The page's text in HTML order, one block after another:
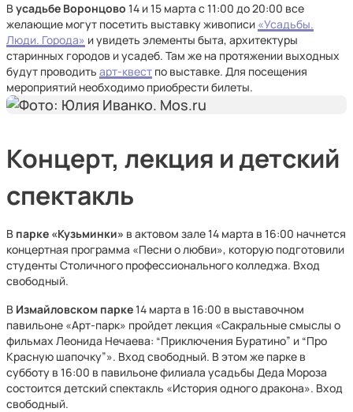
Вусадьбе Воронцово 14 и 15 марта с 11:00 до 20:00 все
желающие могут посетить выставку живописи «Усадьбы.
Люди. Города» и увидеть элементы быта, архитектуры
старинных городов и усадеб. Там же на протяжении выходных
будут проводить арт-квест по выставке. Для посещения
мероприятий необходимо приобрести билеты.
Концерт, лекция и детский
спектакль
В парке «Кузьминки» в актовом зале 14 марта в 16:00 начнется
концертная программа «Песни о любви», которую подготовили
студенты Столичного профессионального колледжа. Вход
свободный.
В Измайловском парке14 марта в 16:00 в выставочном
павильоне «Арт-парк» пройдет лекция «Сакральные смыслы о
фильмах Леонида Нечаева: “Приключения Буратино” и “Про
Красную шапочку”». Вход свободный. В этом же парке в
субботу в 16:00 в павильоне филиала усадьбы Деда Мороза
состоится детский спектакль «История одного дракона». Вход
свободный.